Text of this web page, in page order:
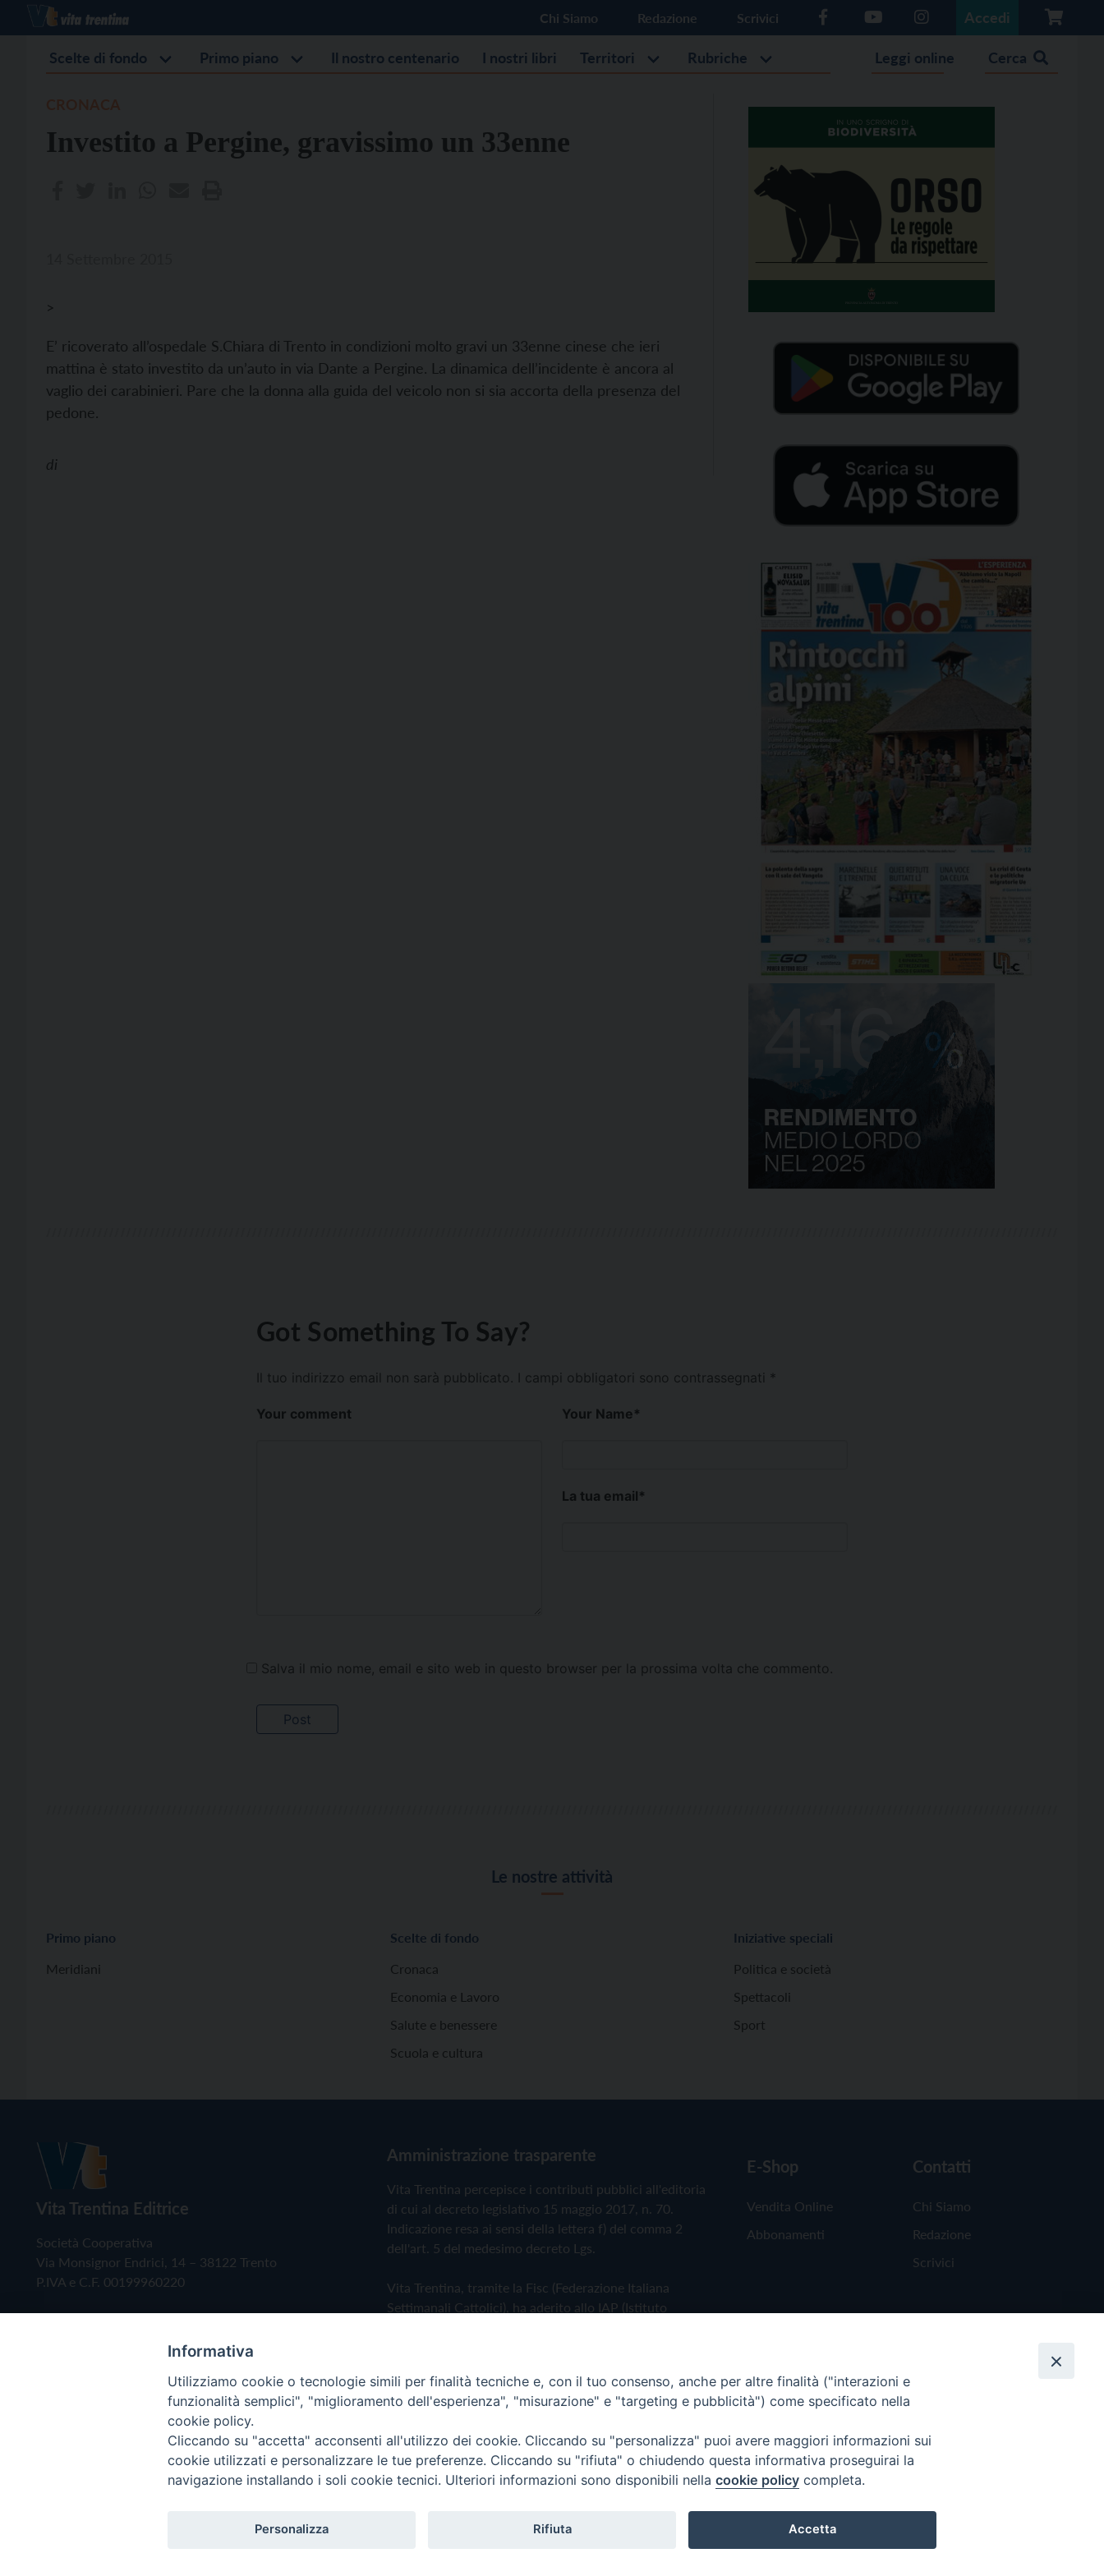
Chi Siamo Redazione Scrivici Accedi
Scelte di fondo Primo piano Il nostro centenario I nostri libri Territori Rubriche Leggi online Cerca
Investito a Pergine, gravissimo un 33enne
>
E’ ricoverato all’ospedale S.Chiara di Trento in condizioni molto gravi un 33enne cinese che ieri
mattina è stato investito da un’auto in via Dante a Pergine. La dinamica dell’incidente è ancora al
vaglio dei carabinieri. Pare che la donna alla guida del veicolo non si sia accorta della presenza del
pedone.
di
Got Something To Say?
Il tuo indirizzo email non sarà pubblicato. I campi obbligatori sono contrassegnati *
Your comment Your Name*
La tua email*
Salva il mio nome, email e sito web in questo browser per la prossima volta che commento.
Le nostre attività
Primo piano
Meridiani
Scelte di fondo
Cronaca
Economia e Lavoro
Salute e benessere
Scuola e cultura
Iniziative speciali
Politica e società
Spettacoli
Sport
Vita Trentina Editrice
Società Cooperativa
Via Monsignor Endrici, 14 – 38122 Trento
P.IVA e C.F. 00199960220
Amministrazione trasparente
Vita Trentina percepisce i contributi pubblici all'editoria
di cui al decreto legislativo 15 maggio 2017, n. 70.
Indicazione resa ai sensi della lettera f) del comma 2
dell'art. 5 del medesimo decreto Lgs.
Vita Trentina, tramite la Fisc (Federazione Italiana
Settimanali Cattolici), ha aderito allo IAP (Istituto
Privacy Policy Cookie Policy
E-Shop
Vendita Online
Abbonamenti
Contatti
Chi Siamo
Redazione
Scrivici
Copyright © 2019 - Tutti i diritti riservati - Vita Trentina Editrice
Informativa
Utilizziamo cookie o tecnologie simili per finalità tecniche e, con il tuo consenso, anche per altre finalità ("interazioni e
funzionalità semplici", "miglioramento dell'esperienza", "misurazione" e "targeting e pubblicità") come specificato nella
cookie policy.
Cliccando su "accetta" acconsenti all'utilizzo dei cookie. Cliccando su "personalizza" puoi avere maggiori informazioni sui
cookie utilizzati e personalizzare le tue preferenze. Cliccando su "rifiuta" o chiudendo questa informativa proseguirai la
navigazione installando i soli cookie tecnici. Ulteriori informazioni sono disponibili nella cookie policy completa.
Personalizza Rifiuta Accetta